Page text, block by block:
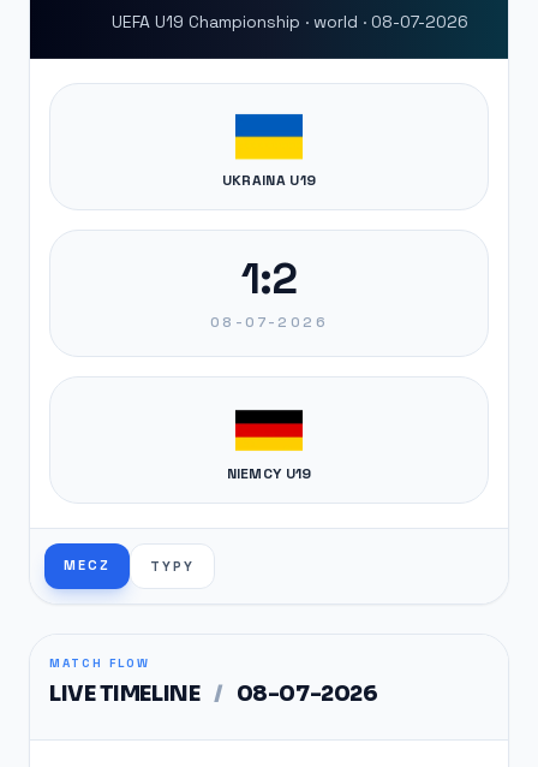
UEFA U19 Championship · world · 08-07-2026
UKRAINA U19
1:2
08-07-2026
NIEMCY U19
MECZ TYPY
MATCH FLOW
LIVE TIMELINE / 08-07-2026